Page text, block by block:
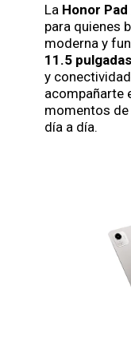
La Honor Pad
para quienes
moderna y
11.5 pulgadas
y conectividad
acompañarte
momentos
día a día.